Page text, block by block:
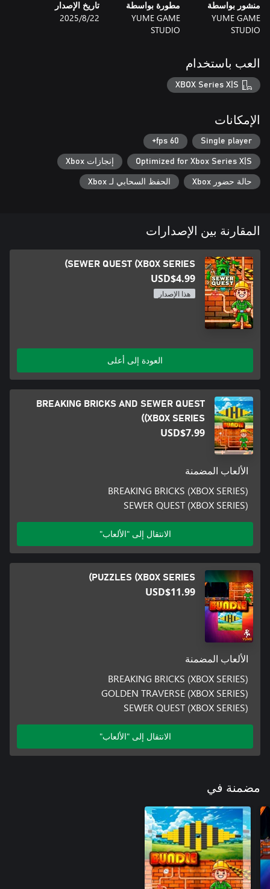
منشور بواسطة
YUME GAME
STUDIO
مطورة بواسطة
YUME GAME
STUDIO
تاريخ الإصدار
22‏/8‏/2025
العب باستخدام
XBOX Series X|S
الإمكانات
Single player
60 fps+
Optimized for Xbox Series X|S إنجازات Xbox
حالة حضور Xbox الحفظ السحابي لـ Xbox
المقارنة بين الإصدارات
SEWER QUEST (XBOX SERIES)
USD$4.99
هذا الإصدار
العودة إلى أعلى
BREAKING BRICKS AND SEWER QUEST
(XBOX SERIES)
USD$7.99
الألعاب المضمنة
BREAKING BRICKS (XBOX SERIES)
SEWER QUEST (XBOX SERIES)
الانتقال إلى "الألعاب"
PUZZLES (XBOX SERIES)
USD$11.99
الألعاب المضمنة
BREAKING BRICKS (XBOX SERIES)
GOLDEN TRAVERSE (XBOX SERIES)
SEWER QUEST (XBOX SERIES)
الانتقال إلى "الألعاب"
مضمنة في